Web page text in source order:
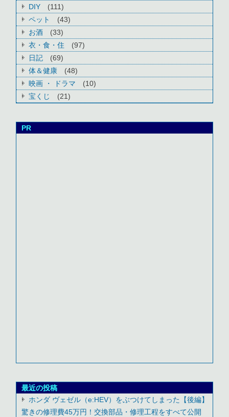
DIY
(111)
ペット
(43)
お酒
(33)
衣・食・住
(97)
日記
(69)
体＆健康
(48)
映画 ・ ドラマ
(10)
宝くじ
(21)
PR
最近の投稿
ホンダ ヴェゼル（e:HEV）をぶつけてしまった【後編】
驚きの修理費45万円！交換部品・修理工程をすべて公開